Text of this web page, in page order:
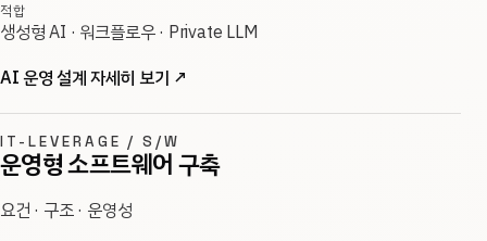
적합
생성형 AI · 워크플로우 · Private LLM
AI 운영 설계 자세히 보기 ↗
IT-LEVERAGE / S/W
운영형 소프트웨어 구축
요건 · 구조 · 운영성